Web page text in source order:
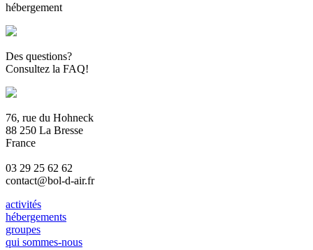
hébergement
Des questions?
Consultez la FAQ!
76, rue du Hohneck
88 250 La Bresse
France
03 29 25 62 62
contact@bol-d-air.fr
activités
hébergements
groupes
qui sommes-nous